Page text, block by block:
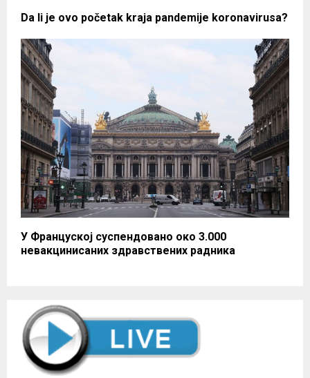
Da li je ovo početak kraja pandemije koronavirusa?
У Француској суспендовано око 3.000
невакцинисаних здравствених радника